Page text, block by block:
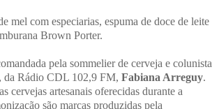
mel com especiarias, espuma de doce de leite
Brown Porter.
pela sommelier de cerveja e colunista
da Rádio CDL 102,9 FM, Fabiana Arreguy.
cervejas artesanais oferecidas durante a
são marcas produzidas pela